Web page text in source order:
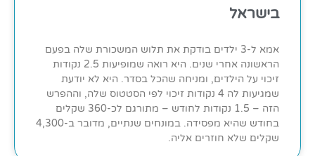
בישראל
אמא ל-3 ילדים בודקת את תלוש המשכורת שלה בפעם
הראשונה אחרי שנים. היא רואה שמופיעות 2.5 נקודות
זיכוי על הילדים, ומניחה שהכל בסדר. היא לא יודעת
שמגיעות לה 4 נקודות זיכוי לפי הסטטוס שלה, וההפרש
הזה – 1.5 נקודות לחודש – מתורגם לכ-360 שקלים
בחודש שהיא מפסידה. במונחים שנתיים, מדובר ב-4,300
שקלים שלא חוזרים אליה.